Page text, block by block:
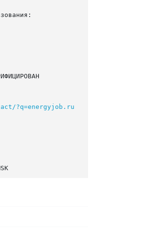
?q=energyjob.ru